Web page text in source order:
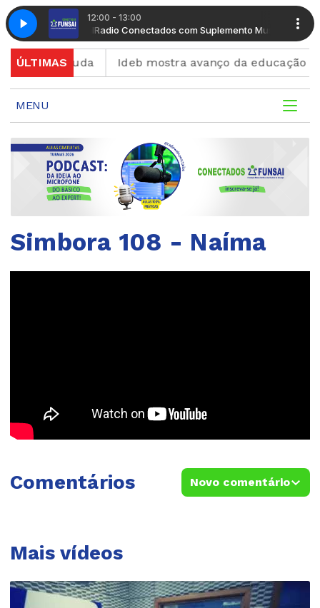
12:00 - 13:00
MusicalRadio Conectados com Suplemento Musical
ÚLTIMAS
muda Ideb mostra avanço da educação básica
MENU
Simbora 108 - Naíma
Mais vídeos
Comentários Novo comentário